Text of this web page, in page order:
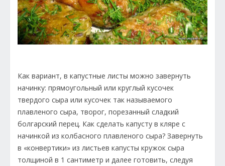
Как вариант, в капустные листы можно завернуть
начинку: прямоугольный или круглый кусочек
твердого сыра или кусочек так называемого
плавленого сыра, творог, порезанный сладкий
болгарский перец. Как сделать капусту в кляре с
начинкой из колбасного плавленого сыра? Завернуть
в «конвертики» из листьев капусты кружок сыра
толщиной в 1 сантиметр и далее готовить, следуя